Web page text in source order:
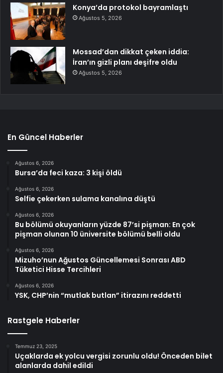
Konya’da protokol bayramlaştı
Ağustos 5, 2026
Mossad’dan dikkat çeken iddia:
İran’ın gizli planı deşifre oldu
Ağustos 5, 2026
En Güncel Haberler
Ağustos 6, 2026
Bursa’da feci kaza: 3 kişi öldü
Ağustos 6, 2026
Selfie çekerken sulama kanalına düştü
Ağustos 6, 2026
Bu bölümü okuyanların yüzde 87’si pişman: En çok
pişman olunan 10 üniversite bölümü belli oldu
Ağustos 6, 2026
Mizuho’nun Ağustos Güncellemesi Sonrası ABD
Tüketici Hisse Tercihleri
Ağustos 6, 2026
YSK, CHP’nin “mutlak butlan” itirazını reddetti
Rastgele Haberler
Temmuz 23, 2025
Uçaklarda ek yolcu vergisi zorunlu oldu! Önceden bilet
alanlarda dahil edildi